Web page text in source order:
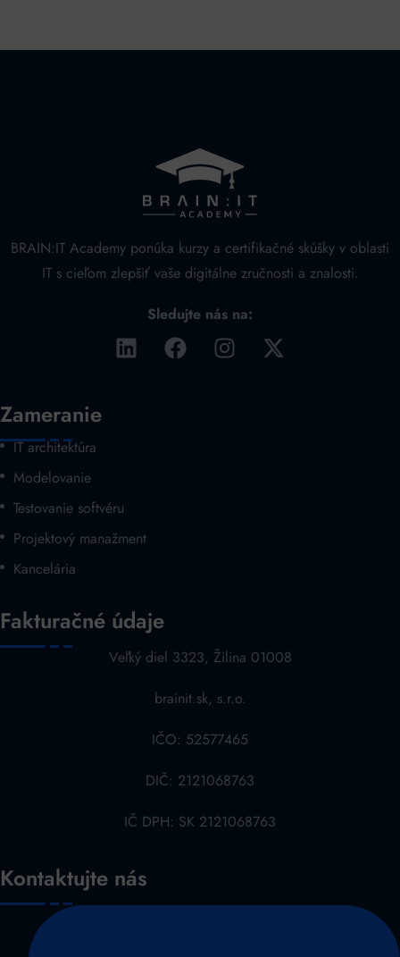
BRAIN:IT Academy ponúka kurzy a certifikačné skúšky v oblasti
IT s cieľom zlepšiť vaše digitálne zručnosti a znalosti.
Sledujte nás na:
Zameranie
IT architektúra
Modelovanie
Testovanie softvéru
Projektový manažment
Kancelária
Fakturačné údaje
Veľký diel 3323, Žilina 01008
brainit.sk, s.r.o.
IČO: 52577465
DIČ: 2121068763
IČ DPH: SK 2121068763
Kontaktujte nás